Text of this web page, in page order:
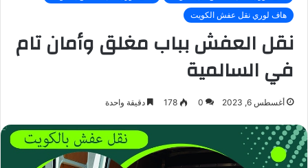
هاف لوري نقل عفش الكويت
نقل العفش بباب مغلق وأمان تام
في السالمية
أغسطس 6, 2023 0
178 دقيقة واحدة